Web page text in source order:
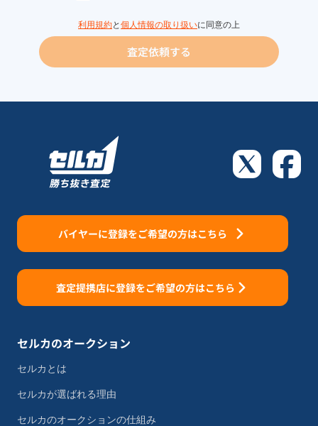
利用規約と 個人情報の取り扱いに同意の上
査定依頼する
バイヤーに登録をご希望の方はこちら
査定提携店に登録をご希望の方はこちら
セルカのオークション
セルカとは
セルカが選ばれる理由
セルカのオークションの仕組み